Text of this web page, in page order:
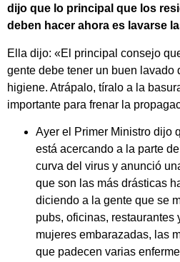
dijo que lo principal que los
deben hacer ahora es lavarse
Ella dijo: «El principal consejo
gente debe tener un buen lavado
higiene. Atrápalo, tíralo a la
importante para frenar la
Ayer el Primer Ministro dijo
está acercando a la parte
curva del virus y anunció
que son las más drásticas
diciendo a la gente que se
pubs, oficinas, restaurantes
mujeres embarazadas, las
que padecen varias